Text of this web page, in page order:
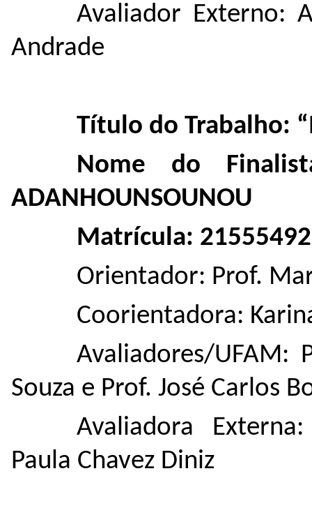
Avaliador Externo:
Andrade
Título do Trabalho:
Nome do
ADANHOUNSOUNOU
Matrícula: 21555492
Orientador: Prof.
Coorientadora:
Avaliadores/UFAM:
Souza e Prof. José Carlos
Avaliadora
Paula Chavez Diniz